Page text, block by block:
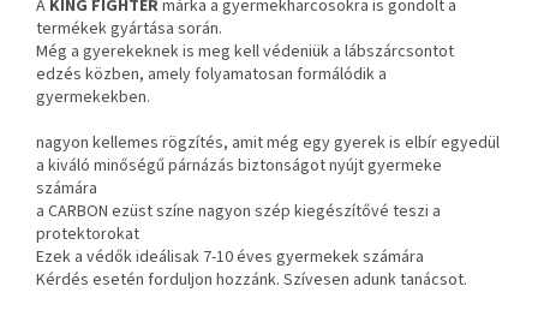
A KING FIGHTERmárka a gyermekharcosokra is gondolt a
termékek gyártása során.
Még a gyerekeknek is meg kell védeniük a lábszárcsontot
edzés közben, amely folyamatosan formálódik a
gyermekekben.
nagyon kellemes rögzítés, amit még egy gyerek is elbír egyedül
a kiváló minőségű párnázás biztonságot nyújt gyermeke
számára
a CARBON ezüst színe nagyon szép kiegészítővé teszi a
protektorokat
Ezek a védők ideálisak 7-10 éves gyermekek számára
Kérdés esetén forduljon hozzánk. Szívesen adunk tanácsot.